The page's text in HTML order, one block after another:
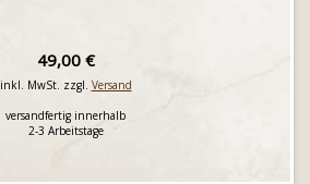
49,00 €
inkl. MwSt. zzgl. Versand
versandfertig innerhalb
2-3 Arbeitstage